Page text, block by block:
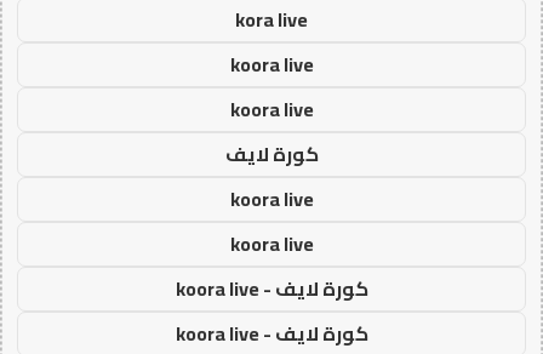
kora live
koora live
koora live
كورة لايف
koora live
koora live
كورة لايف - koora live
كورة لايف - koora live